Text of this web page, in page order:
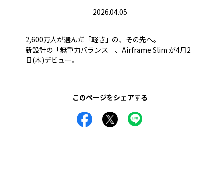
2026.04.05
2,600万人が選んだ「軽さ」の、その先へ。
新設計の「無重力バランス」、Airframe Slim が4月2
日(木)デビュー。
このページをシェアする